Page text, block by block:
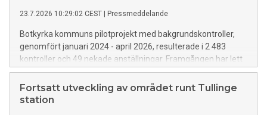
23.7.2026 10:29:02 CEST Pressmeddelande
Botkyrka kommuns pilotprojekt med bakgrundskontroller,
genomfört januari 2024 - april 2026, resulterade i 2 483
kontroller och 49 nekade anställningar. Framgången har lett
till att kontroller nu inkluderas i alla förvaltningar. Projektet
fokuserade på kvalitetssäkring inom rekrytering, särskilt för
tjänster med kontakt med barn eller skyddsvärda positioner.
Fortsatt utveckling av området runt Tullinge
station